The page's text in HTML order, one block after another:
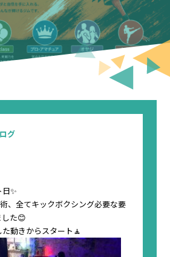
グ
✨
、全てキックボクシング必要な要
た😊
動きからスタート🧘